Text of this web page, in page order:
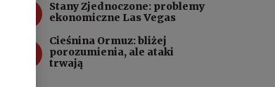
Stany Zjednoczone: problemy
ekonomiczne Las Vegas
Cieśnina Ormuz: bliżej
porozumienia, ale ataki
trwają